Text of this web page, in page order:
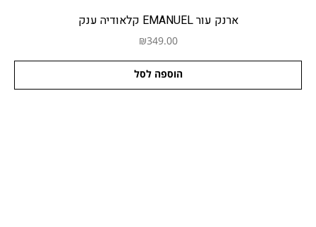
ארנק עור EMANUEL קלאודיה ענק
₪349.00
הוספה לסל